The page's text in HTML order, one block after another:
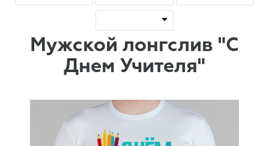
Мужской лонгслив "С
Днем Учителя"